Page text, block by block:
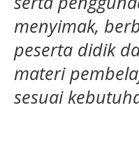
menyimak,
peserta didik
materi
sesuai